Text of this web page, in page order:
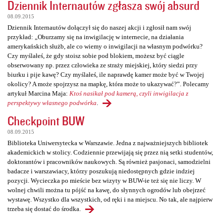
Dziennik Internautów zgłasza swój absurd
08.09.2015
Dziennik Internautów dołączył się do naszej akcji i zgłosił nam swój
przykład: „Oburzamy się na inwigilację w internecie, na działania
amerykańskich służb, ale co wiemy o inwigilacji na własnym podwórku?
Czy myślałeś, że gdy stoisz sobie pod blokiem, możesz być ciągle
obserwowany np. przez człowieka ze straży miejskiej, który siedzi przy
biurku i pije kawę? Czy myślałeś, ile naprawdę kamer może być w Twojej
okolicy? A może spojrzysz na mapkę, która może to ukazywać?”. Polecamy
artykuł Marcina Maja: Ktoś nasikał pod kamerą, czyli inwigilacja z
perspektywy własnego podwórka
Checkpoint BUW
08.09.2015
Biblioteka Uniwersytecka w Warszawie. Jedna z najważniejszych bibliotek
akademickich w stolicy. Codziennie przewijają się przez nią setki studentów,
doktorantów i pracowników naukowych. Są również pasjonaci, samodzielni
badacze i warszawiacy, którzy poszukują niedostępnych gdzie indziej
pozycji. Wycieczka po mieście bez wizyty w BUW-ie też się nie liczy. W
wolnej chwili można tu pójść na kawę, do słynnych ogrodów lub obejrzeć
wystawę. Wszystko dla wszystkich, od ręki i na miejscu. No tak, ale najpierw
trzeba się dostać do środka.